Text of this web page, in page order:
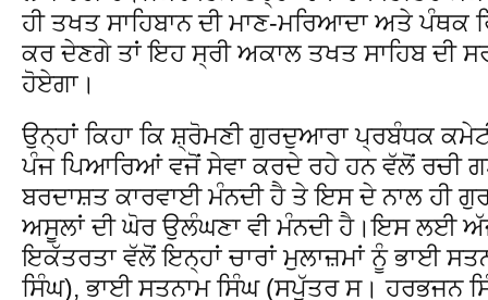
ਹੀ ਤਖਤ ਸਾਹਿਬਾਨ ਦੀ ਮਾਣ-ਮਰਿਆਦਾ ਅਤੇ
ਕਰ ਦੇਣਗੇ ਤਾਂ ਇਹ ਸ੍ਰੀ ਅਕਾਲ ਤਖਤ ਸਾਹਿਬ ਦੀ
ਹੋਏਗਾ।
ਉਨ੍ਹਾਂ ਕਿਹਾ ਕਿ ਸ਼੍ਰੋਮਣੀ ਗੁਰਦੁਆਰਾ ਪ੍ਰਬੰਧਕ
ਪੰਜ ਪਿਆਰਿਆਂ ਵਜੋਂ ਸੇਵਾ ਕਰਦੇ ਰਹੇ ਹਨ ਵੱਲੋਂ ਰਚੀ
ਬਰਦਾਸ਼ਤ ਕਾਰਵਾਈ ਮੰਨਦੀ ਹੈ ਤੇ ਇਸ ਦੇ ਨਾਲ ਹੀ
ਅਸੂਲਾਂ ਦੀ ਘੋਰ ਉਲੰਘਣਾ ਵੀ ਮੰਨਦੀ ਹੈ।ਇਸ ਲਈ
ਇਕੱਤਰਤਾ ਵੱਲੋਂ ਇਨ੍ਹਾਂ ਚਾਰਾਂ ਮੁਲਾਜ਼ਮਾਂ ਨੂੰ ਭਾਈ
ਸਿੰਘ), ਭਾਈ ਸਤਨਾਮ ਸਿੰਘ (ਸਪੁੱਤਰ ਸ। ਹਰਭਜਨ